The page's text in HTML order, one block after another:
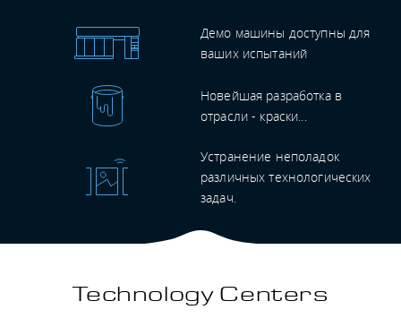
Демо машины доступны для
ваших испытаний
Новейшая разработка в
отрасли - краски...
Устранение неполадок
различных технологических
задач.
Technology Centers